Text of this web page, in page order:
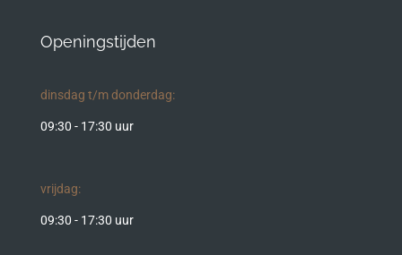
Openingstijden
dinsdag t/m donderdag:
09:30 - 17:30 uur
vrijdag:
09:30 - 17:30 uur